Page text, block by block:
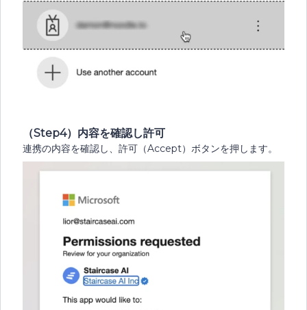
（Step4）内容を確認し許可
連携の内容を確認し、許可（Accept）ボタンを押します。